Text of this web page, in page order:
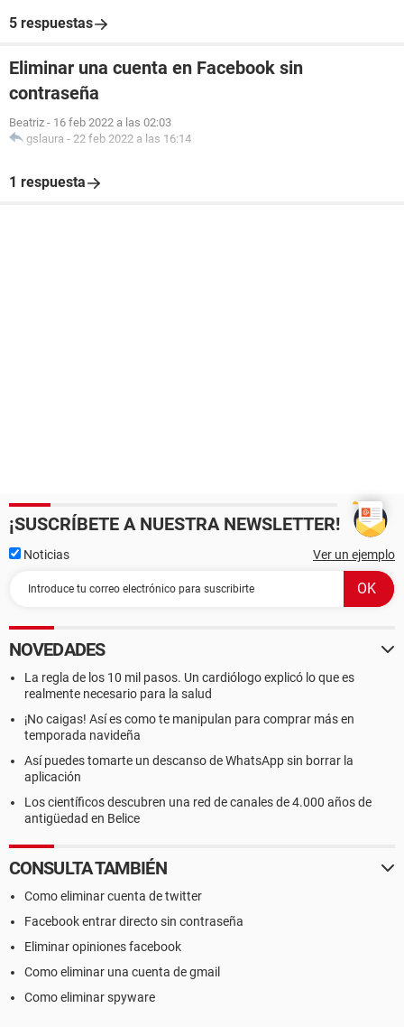
5 respuestas
Eliminar una cuenta en Facebook sin
contraseña
Beatriz - 16 feb 2022 a las 02:03
gslaura - 22 feb 2022 a las 16:14
1 respuesta
¡SUSCRÍBETE A NUESTRA NEWSLETTER!
Noticias Ver un ejemplo
NOVEDADES
La regla de los 10 mil pasos. Un cardiólogo explicó lo que es
realmente necesario para la salud
¡No caigas! Así es como te manipulan para comprar más en
temporada navideña
Así puedes tomarte un descanso de WhatsApp sin borrar la
aplicación
Los científicos descubren una red de canales de 4.000 años de
antigüedad en Belice
CONSULTA TAMBIÉN
Como eliminar cuenta de twitter
Facebook entrar directo sin contraseña
Eliminar opiniones facebook
Como eliminar una cuenta de gmail
Como eliminar spyware